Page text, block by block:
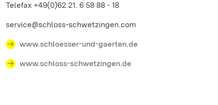
Telefax +49(0)62 21. 6 58 88 - 18
service@schloss-schwetzingen.com
www.schloesser-und-gaerten.de
www.schloss-schwetzingen.de